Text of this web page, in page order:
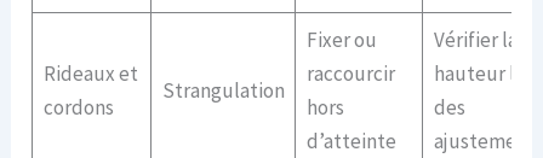
Rideaux et
cordons
Strangulation
Fixer ou
raccourcir
hors
d’atteinte
Vérifier la
hauteur lors
des
ajustements